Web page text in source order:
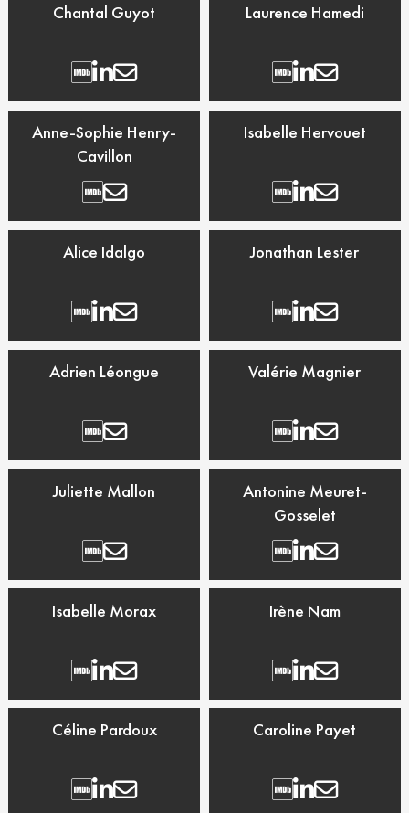
Chantal Guyot Laurence Hamedi
Anne-Sophie Henry-
Cavillon
Isabelle Hervouet
Alice Idalgo Jonathan Lester
Adrien Léongue Valérie Magnier
Juliette Mallon
Antonine Meuret-
Gosselet
Isabelle Morax Irène Nam
Céline Pardoux Caroline Payet